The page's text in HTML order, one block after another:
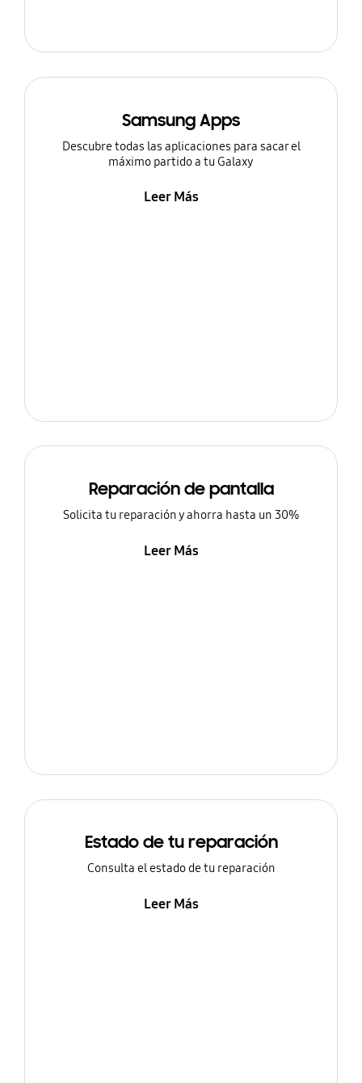
Samsung Apps
Descubre todas las aplicaciones para sacar el
máximo partido a tu Galaxy
Leer Más
Reparación de pantalla
Solicita tu reparación y ahorra hasta un 30%
Leer Más
Estado de tu reparación
Consulta el estado de tu reparación
Leer Más